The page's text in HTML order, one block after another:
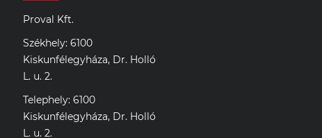
Proval Kft.
Székhely: 6100
Kiskunfélegyháza, Dr. Holló
L. u. 2.
Telephely: 6100
Kiskunfélegyháza, Dr. Holló
L. u. 2.